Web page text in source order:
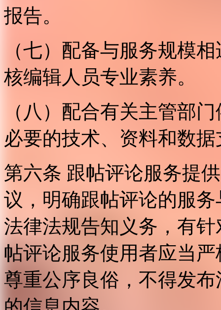
报告。
（七）配备与服务规模
核编辑人员专业素养。
（八）配合有关主管部
必要的技术、资料和数
第六条 跟帖评论服务提
议，明确跟帖评论的服
法律法规告知义务，有
帖评论服务使用者应当
尊重公序良俗，不得发